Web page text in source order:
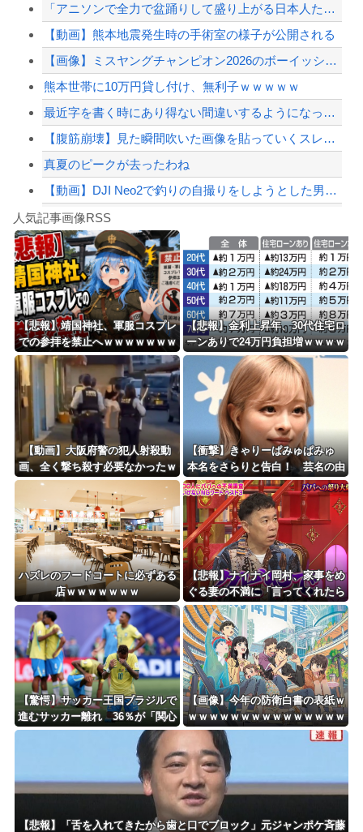
【広島】廿日市の中学野球部員死亡事故 書類送検の医師、別人のCT画像で診察した疑...
PTA会長「PTA参加拒否した親へ最終警告。こうなってもいい？」
【速報】 齋藤飛鳥さんの下着ｗｗｗｗｗｗｗｗ （※画像あり）
【緊急速報】NYで警官が黒人男性の首を絞め、暴動第二波不可避へ
Powered by livedoor 相互RSS
「アニソンで全力で盆踊りして盛り上がる日本人たち。伝統もオタクもこの熱量、素晴ら...
【動画】熊本地震発生時の手術室の様子が公開される
【画像】ミスヤングチャンピオン2026のボーイッシュお胸ｗｗｗｗｗｗｗｗｗｗｗｗ...
熊本世帯に10万円貸し付け、無利子ｗｗｗｗｗ
最近字を書く時にあり得ない間違いするようになってきたわ
【腹筋崩壊】見た瞬間吹いた画像を貼っていくスレｗｗｗｗ
真夏のピークが去ったわね
【動画】DJI Neo2で釣りの自撮りをしようとした男の悲劇（ノ∇`）
しんのすけ「ギアスを手に入れたゾ」
8/4のニュース
日本旅行キャンセルすべきか…1万年ぶり史上最大級の火山の兆し＝韓国の反応
更新中止のお知らせ
海外「おめでとうタキ！」リヴァプール南野がバースデーゴール！！
Powered by livedoor 相互RSS
人気記事画像RSS
【悲報】靖国神社、軍服コスプレ
での参拝を禁止へｗｗｗｗｗｗｗ
ｗｗｗｗｗｗｗｗｗｗｗｗ
【悲報】金利上昇年、30代住宅ロ
ーンありで24万円負担増ｗｗｗｗ
ｗｗｗｗｗｗｗｗ
【動画】大阪府警の犯人射殺動
画、全く撃ち殺す必要なかったｗ
ｗｗｗｗｗｗｗｗｗｗ
【衝撃】きゃりーぱみゅぱみゅ
本名をさらりと告白！ 芸名の由
来も明かす！！
ハズレのフードコートに必ずある
店ｗｗｗｗｗｗｗ
【悲報】ナイナイ岡村、家事をめ
ぐる妻の不満に「言ってくれたら
済む話やん」になるみ「バイトや
ったらクビやで」説教受け黙り込
む
【驚愕】サッカー王国ブラジルで
進むサッカー離れ 36％が「関心
なし」
【画像】今年の防衛白書の表紙ｗ
ｗｗｗｗｗｗｗｗｗｗｗｗｗｗｗ
ｗｗｗ
【悲報】「舌を入れてきたから歯と口でブロック」元ジャンポケ斉藤